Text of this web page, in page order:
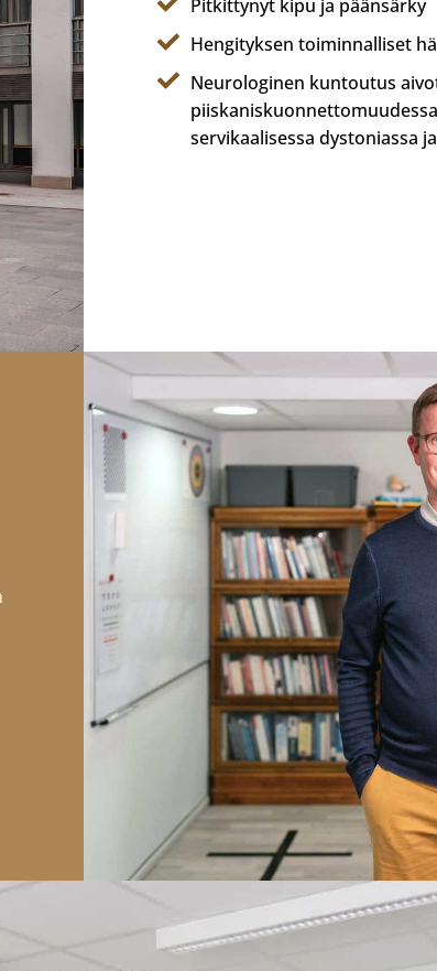
Pitkittynyt kipu ja päänsärky
Hengityksen toiminnalliset
Neurologinen kuntoutus
servikaalisessa dystoniassa